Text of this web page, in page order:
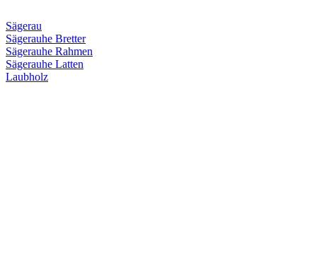
Sägerau
Sägerauhe Bretter
Sägerauhe Rahmen
Sägerauhe Latten
Laubholz